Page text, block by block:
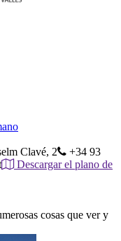
Clavé, 2
+34 93
Descargar el plano de
cosas que ver y